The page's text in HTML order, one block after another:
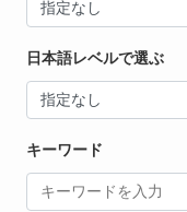
日本語レベルで選ぶ
キーワード